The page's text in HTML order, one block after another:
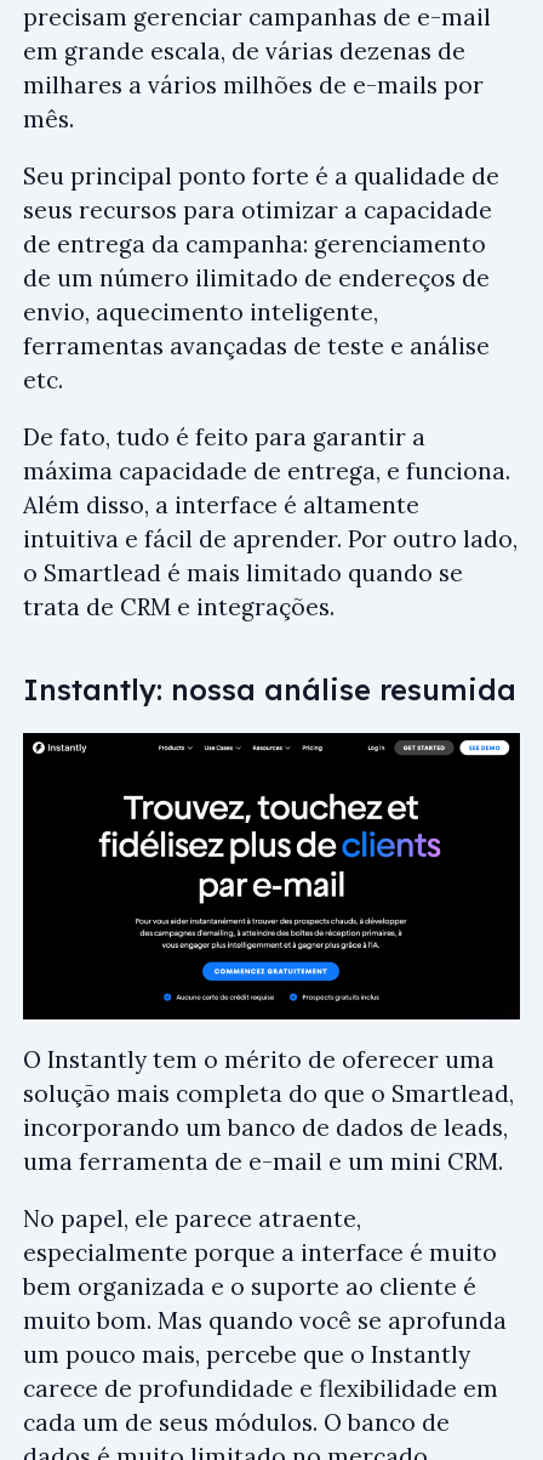
precisam gerenciar campanhas de e-mail
em grande escala, de várias dezenas de
milhares a vários milhões de e-mails por
mês.
Seu principal ponto forte é a qualidade de
seus recursos para otimizar a capacidade
de entrega da campanha: gerenciamento
de um número ilimitado de endereços de
envio, aquecimento inteligente,
ferramentas avançadas de teste e análise
etc.
De fato, tudo é feito para garantir a
máxima capacidade de entrega, e funciona.
Além disso, a interface é altamente
intuitiva e fácil de aprender. Por outro lado,
o Smartlead é mais limitado quando se
trata de CRM e integrações.
Instantly: nossa análise resumida
O Instantly tem o mérito de oferecer uma
solução mais completa do que o Smartlead,
incorporando um banco de dados de leads,
uma ferramenta de e-mail e um mini CRM.
No papel, ele parece atraente,
especialmente porque a interface é muito
bem organizada e o suporte ao cliente é
muito bom. Mas quando você se aprofunda
um pouco mais, percebe que o Instantly
carece de profundidade e flexibilidade em
cada um de seus módulos. O banco de